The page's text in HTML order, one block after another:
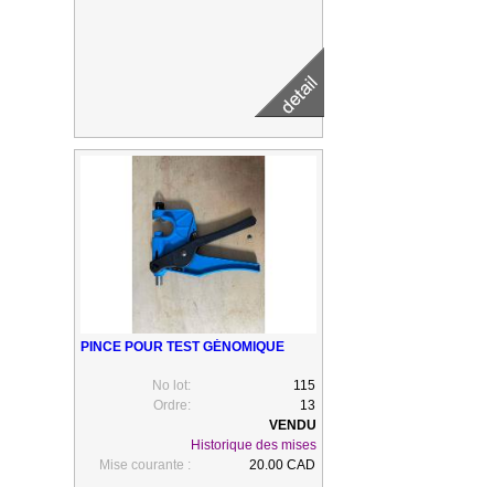
PINCE POUR TEST GÉNOMIQUE
No lot:
115
Ordre:
13
Historique des mises
Mise courante :
20.00 CAD